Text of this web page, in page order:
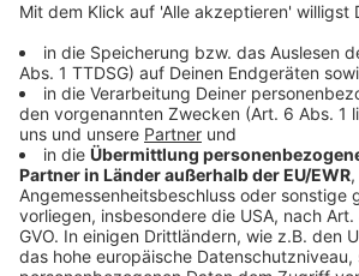
Anzeige
©Copyright: Netflix
Staatsanwältin Kate Woodcroft will
Koste es was es wolle. Und - sie will
Tod von James Whitehouse.
Anzeige